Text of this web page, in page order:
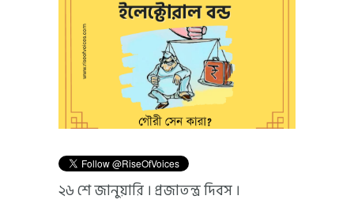
২৬ শে জানুয়ারি । প্রজাতন্ত্র দিবস ।